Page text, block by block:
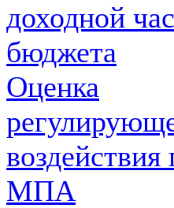
доходной
бюджета
Оценка
воздействия
МПА